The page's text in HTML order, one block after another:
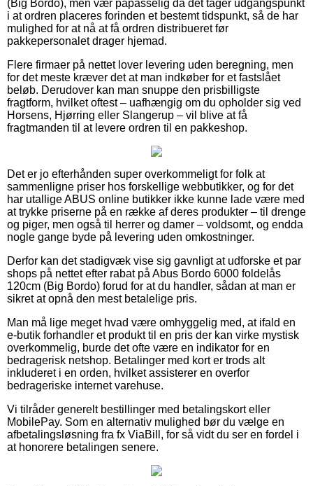
(Big Bordo), men vær påpasselig da det tager udgangspunkt
i at ordren placeres forinden et bestemt tidspunkt, så de har
mulighed for at nå at få ordren distribueret før
pakkepersonalet drager hjemad.
Flere firmaer på nettet lover levering uden beregning, men
for det meste kræver det at man indkøber for et fastslået
beløb. Derudover kan man snuppe den prisbilligste
fragtform, hvilket oftest – uafhængig om du opholder sig ved
Horsens, Hjørring eller Slangerup – vil blive at få
fragtmanden til at levere ordren til en pakkeshop.
Det er jo efterhånden super overkommeligt for folk at
sammenligne priser hos forskellige webbutikker, og for det
har utallige ABUS online butikker ikke kunne lade være med
at trykke priserne på en række af deres produkter – til drenge
og piger, men også til herrer og damer – voldsomt, og endda
nogle gange byde på levering uden omkostninger.
Derfor kan det stadigvæk vise sig gavnligt at udforske et par
shops på nettet efter rabat på Abus Bordo 6000 foldelås
120cm (Big Bordo) forud for at du handler, sådan at man er
sikret at opnå den mest betalelige pris.
Man må lige meget hvad være omhyggelig med, at ifald en
e-butik forhandler et produkt til en pris der kan virke mystisk
overkommelig, burde det ofte være en indikator for en
bedragerisk netshop. Betalinger med kort er trods alt
inkluderet i en orden, hvilket assisterer en overfor
bedrageriske internet varehuse.
Vi tilråder generelt bestillinger med betalingskort eller
MobilePay. Som en alternativ mulighed bør du vælge en
afbetalingsløsning fra fx ViaBill, for så vidt du ser en fordel i
at honorere betalingen senere.